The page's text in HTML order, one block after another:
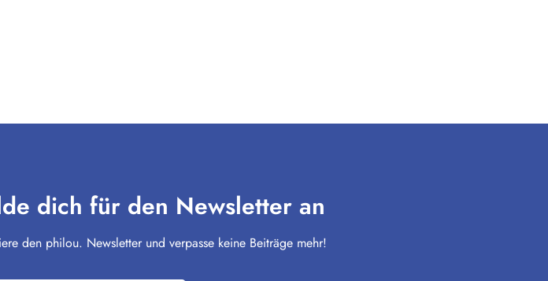
dich für den Newsletter an
den philou. Newsletter und verpasse keine Beiträge mehr!